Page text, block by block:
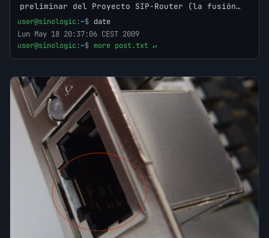
preliminar del Proyecto SIP-Router (la fusión…
user@sinologic:~$ date
Lun May 18 20:37:06 CEST 2009
user@sinologic:~$ more post.txt ↵